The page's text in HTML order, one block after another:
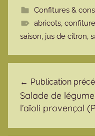
Confitures &
abricots, confiture
saison, jus de citron,
Publication
Salade de
l’aïoli provençal